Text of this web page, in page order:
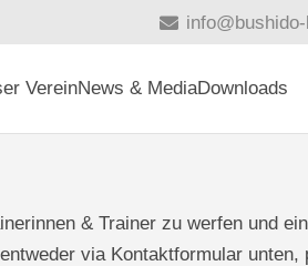
VereinNews & MediaDownloads
& Trainer zu werfen und
via Kontaktformular unten,